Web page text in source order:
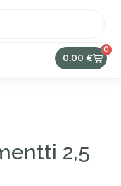
0,00 €
0
2,5